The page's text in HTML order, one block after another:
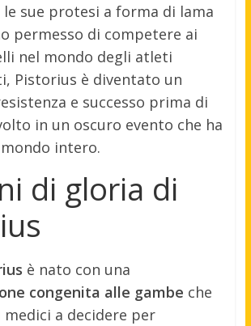
le sue protesi a forma di lama
permesso di competere ai
nel mondo degli atleti
Pistorius è diventato un
e successo prima di
in un oscuro evento che ha
intero.
di gloria di
è nato con una
congenita alle gambe che
a decidere per